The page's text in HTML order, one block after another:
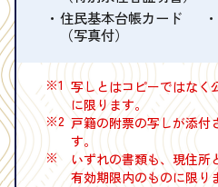
住民基本台帳カード
（写真付）
※1 写しとはコピーではなく
に限ります。
※2 戸籍の附票の写しが添付
す。
※
いずれの書類も、現住所
有効期限内のものに限り